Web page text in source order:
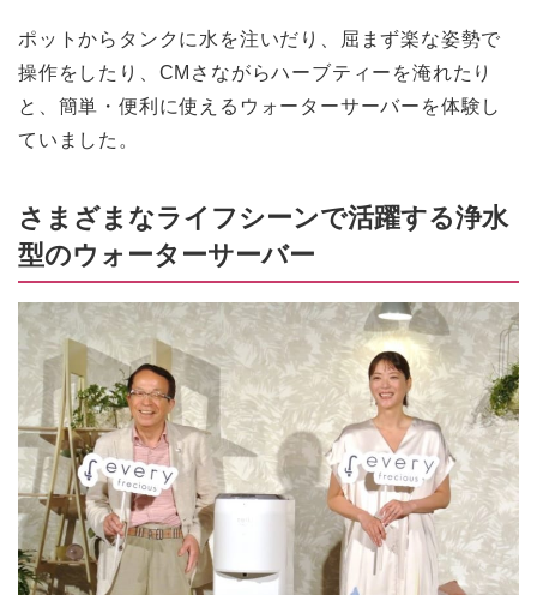
ポットからタンクに水を注いだり、屈まず楽な姿勢で
操作をしたり、CMさながらハーブティーを淹れたり
と、簡単・便利に使えるウォーターサーバーを体験し
ていました。
さまざまなライフシーンで活躍する浄水
型のウォーターサーバー